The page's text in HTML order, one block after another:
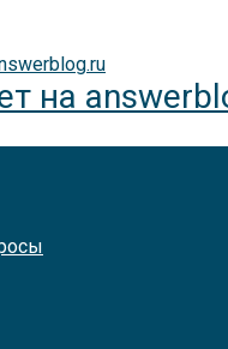
на